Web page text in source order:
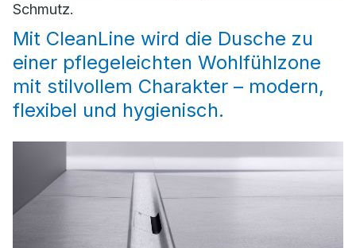
Schmutz.
Mit CleanLine wird die Dusche zu
einer pflegeleichten Wohlfühlzone
mit stilvollem Charakter – modern,
flexibel und hygienisch.